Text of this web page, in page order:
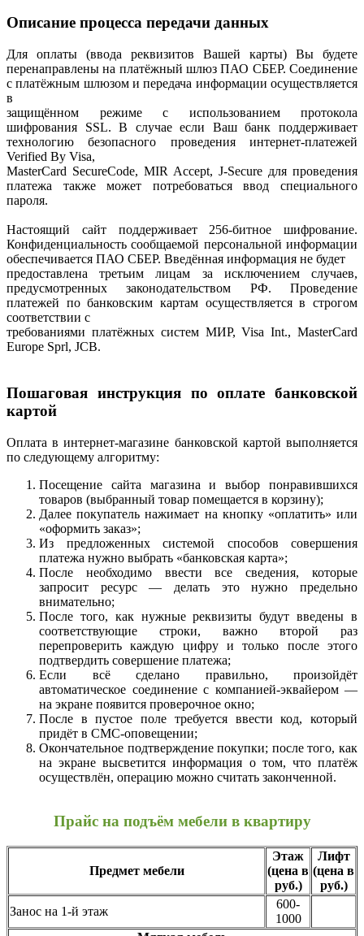
Описание процесса передачи данных
Для оплаты (ввода реквизитов Вашей карты) Вы будете
перенаправлены на платёжный шлюз ПАО СБЕР. Соединение
с платёжным шлюзом и передача информации осуществляется
в
защищённом режиме с использованием протокола
шифрования SSL. В случае если Ваш банк поддерживает
технологию безопасного проведения интернет-платежей
Verified By Visa,
MasterCard SecureCode, MIR Accept, J-Secure для проведения
платежа также может потребоваться ввод специального
пароля.
Настоящий сайт поддерживает 256-битное шифрование.
Конфиденциальность сообщаемой персональной информации
обеспечивается ПАО СБЕР. Введённая информация не будет
предоставлена третьим лицам за исключением случаев,
предусмотренных законодательством РФ. Проведение
платежей по банковским картам осуществляется в строгом
соответствии с
требованиями платёжных систем МИР, Visa Int., MasterCard
Europe Sprl, JCB.
Пошаговая инструкция по оплате банковской
картой
Оплата в интернет-магазине банковской картой выполняется
по следующему алгоритму:
Посещение сайта магазина и выбор понравившихся
товаров (выбранный товар помещается в корзину);
Далее покупатель нажимает на кнопку «оплатить» или
«оформить заказ»;
Из предложенных системой способов совершения
платежа нужно выбрать «банковская карта»;
После необходимо ввести все сведения, которые
запросит ресурс — делать это нужно предельно
внимательно;
После того, как нужные реквизиты будут введены в
соответствующие строки, важно второй раз
перепроверить каждую цифру и только после этого
подтвердить совершение платежа;
Если всё сделано правильно, произойдёт
автоматическое соединение с компанией-эквайером —
на экране появится проверочное окно;
После в пустое поле требуется ввести код, который
придёт в СМС-оповещении;
Окончательное подтверждение покупки; после того, как
на экране высветится информация о том, что платёж
осуществлён, операцию можно считать законченной.
Прайс на подъём мебели в квартиру
Предмет мебели
Этаж
(цена в
руб.)
Лифт
(цена в
руб.)
Занос на 1-й этаж
600-
1000